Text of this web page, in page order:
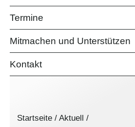
Termine
Mitmachen und Unterstützen
Kontakt
Startseite / Aktuell /